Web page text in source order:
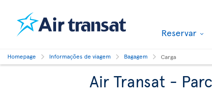
Reservar
Homepage Informações de viagem Bagagem Carga
Air Transat -